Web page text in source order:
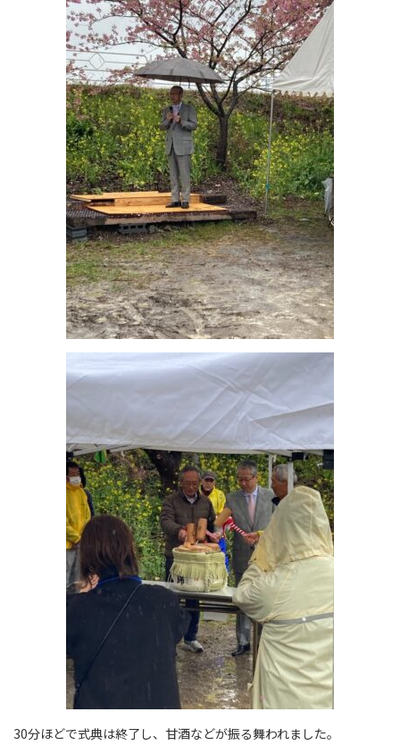
30分ほどで式典は終了し、甘酒などが振る舞われました。